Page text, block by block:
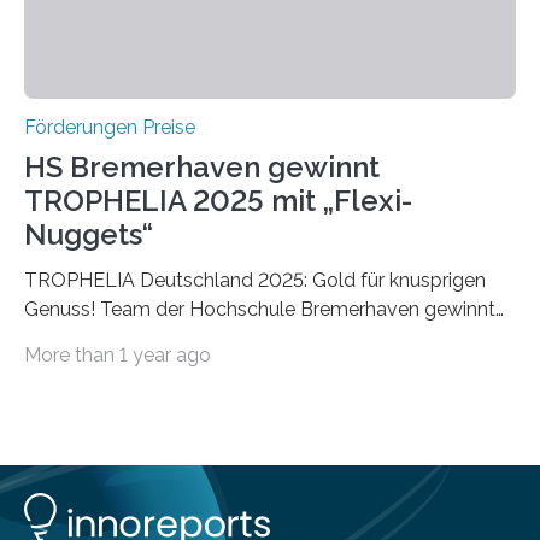
Förderungen Preise
HS Bremerhaven gewinnt
TROPHELIA 2025 mit „Flexi-
Nuggets“
TROPHELIA Deutschland 2025: Gold für knusprigen
Genuss! Team der Hochschule Bremerhaven gewinnt
ECOTROPHELIAMit der Produktidee “Flexi-Nuggets”
Studierende der Lebensmittelwissenschaften und
wurde zum 16. Mal durch den Forschungskreis der
More than 1 year ago